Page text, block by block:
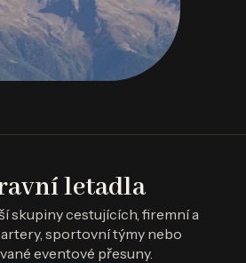
letadla
skupiny cestujících, firemní a
sportovní týmy nebo
eventové přesuny.